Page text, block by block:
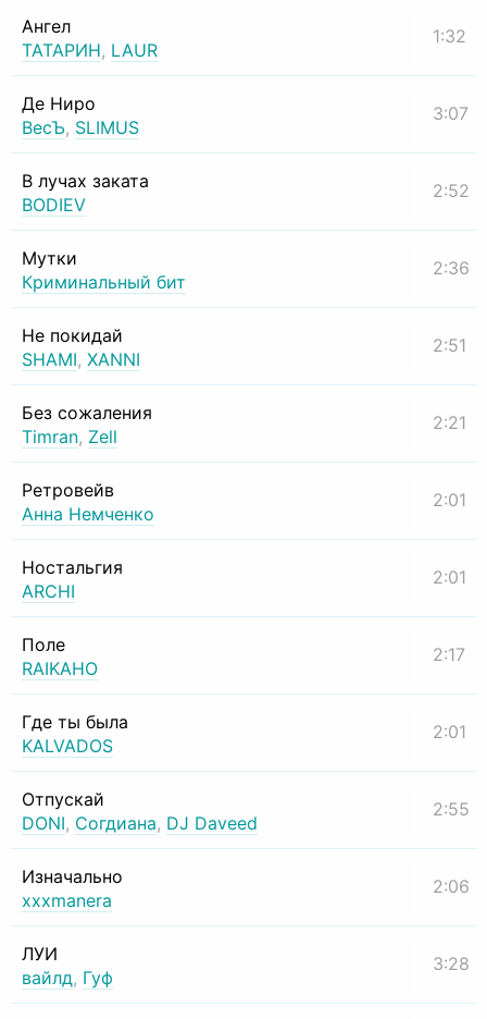
Ангел
ТАТАРИН, LAUR
1:32
Де Ниро
ВесЪ, SLIMUS
3:07
В лучах заката
BODIEV
2:52
Мутки
Криминальный бит
2:36
Не покидай
SHAMI, XANNI
2:51
Без сожаления
Timran, Zell
2:21
Ретровейв
Анна Немченко
2:01
Ностальгия
ARCHI
2:01
Поле
RAIKAHO
2:17
Где ты была
KALVADOS
2:01
Отпускай
DONI, Согдиана, DJ Daveed
2:55
Изначально
xxxmanera
2:06
ЛУИ
вайлд, Гуф
3:28